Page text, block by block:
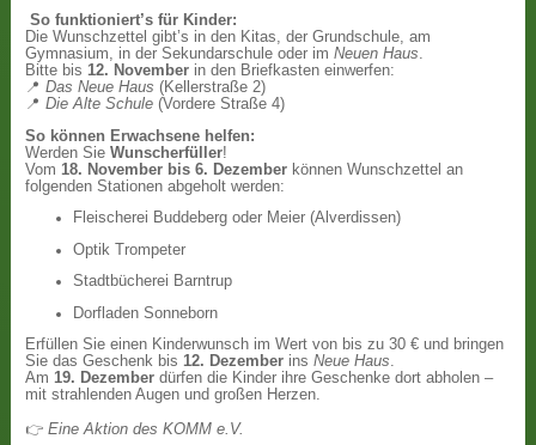
So funktioniert’s für Kinder:
Die Wunschzettel gibt’s in den Kitas, der Grundschule, am
Gymnasium, in der Sekundarschule oder imNeuen Haus.
Bitte bis12. November in den Briefkasten einwerfen:
📍Das Neue Haus (Kellerstraße 2)
📍Die Alte Schule (Vordere Straße 4)
So können Erwachsene helfen:
Werden SieWunscherfüller!
Vom 18. November bis 6. Dezember können Wunschzettel an
folgenden Stationen abgeholt werden:
Fleischerei Buddeberg oder Meier (Alverdissen)
Optik Trompeter
Stadtbücherei Barntrup
Dorfladen Sonneborn
Erfüllen Sie einen Kinderwunsch im Wert von bis zu 30 € und bringen
Sie das Geschenk bis12. Dezember insNeue Haus.
Am19. Dezember dürfen die Kinder ihre Geschenke dort abholen –
mit strahlenden Augen und großen Herzen.
👉Eine Aktion des KOMM e.V.